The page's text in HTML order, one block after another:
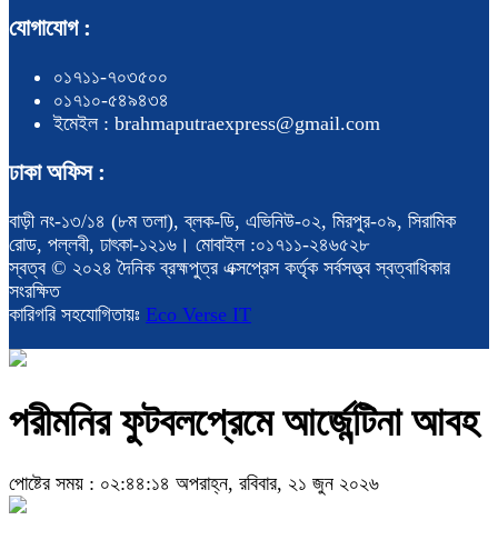
যোগাযোগ :
০১৭১১-৭০৩৫০০
০১৭১০-৫৪৯৪৩৪
ইমেইল : brahmaputraexpress@gmail.com
ঢাকা অফিস :
বাড়ী নং-১৩/১৪ (৮ম তলা), ব্লক-ডি, এভিনিউ-০২, মিরপুর-০৯, সিরামিক
রোড, পল্লবী, ঢাৎকা-১২১৬। মোবাইল :০১৭১১-২৪৬৫২৮
স্বত্ব © ২০২৪ দৈনিক ব্রহ্মপুত্র এক্সপ্রেস কর্তৃক সর্বসত্ত্ব স্বত্বাধিকার
সংরক্ষিত
কারিগরি সহযোগিতায়ঃ Eco Verse IT
পরীমনির ফুটবলপ্রেমে আর্জেন্টিনা আবহ
পোষ্টের সময় : ০২:৪৪:১৪ অপরাহ্ন, রবিবার, ২১ জুন ২০২৬